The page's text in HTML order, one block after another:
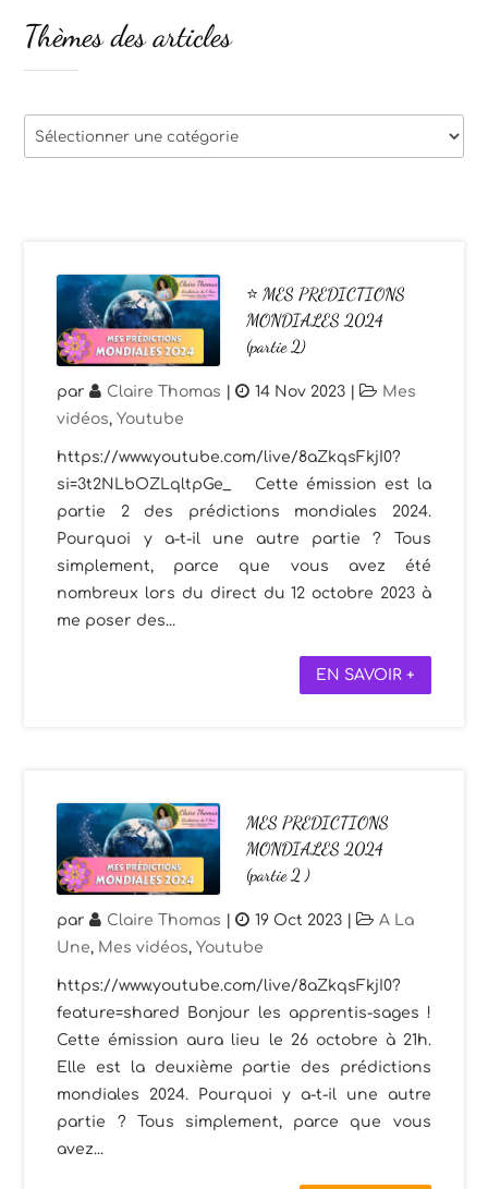
⭐ MES PREDICTIONS
MONDIALES 2024
(partie 2)
par Claire Thomas | 14 Nov 2023 |
Mes
vidéos,Youtube
https://www.youtube.com/live/8aZkqsFkjI0?
si=3t2NLbOZLqltpGe_ Cette émission est la
partie 2 des prédictions mondiales 2024.
Pourquoi y a-t-il une autre partie ? Tous
simplement, parce que vous avez été
nombreux lors du direct du 12 octobre 2023 à
me poser des...
EN SAVOIR +
MES PREDICTIONS
MONDIALES 2024
(partie 2 )
par Claire Thomas | 19 Oct 2023 |
A La
Une, Mes vidéos,Youtube
https://www.youtube.com/live/8aZkqsFkjI0?
feature=shared Bonjour les apprentis-sages !
Cette émission aura lieu le 26 octobre à 21h.
Elle est la deuxième partie des prédictions
mondiales 2024. Pourquoi y a-t-il une autre
partie ? Tous simplement, parce que vous
avez...
Thèmes des articles
Thèmes
des